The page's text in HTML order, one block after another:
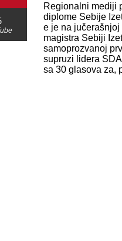
Regionalni mediji
diplome Sebije
e je na
magistra Sebiji
samoprozvanoj
supruzi lidera
sa 30 glasova za,